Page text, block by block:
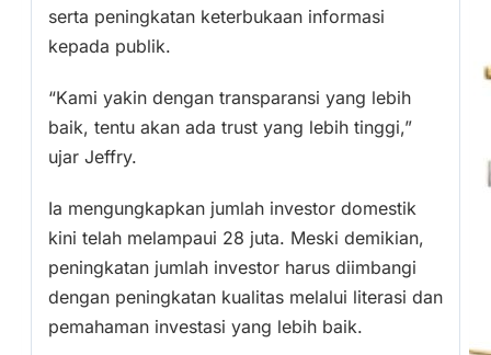
serta peningkatan keterbukaan informasi
kepada publik.
“Kami yakin dengan transparansi yang lebih
baik, tentu akan ada trust yang lebih tinggi,”
ujar Jeffry.
Ia mengungkapkan jumlah investor domestik
kini telah melampaui 28 juta. Meski demikian,
peningkatan jumlah investor harus diimbangi
dengan peningkatan kualitas melalui literasi dan
pemahaman investasi yang lebih baik.